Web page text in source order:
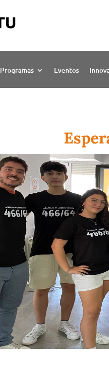
Programas Eventos